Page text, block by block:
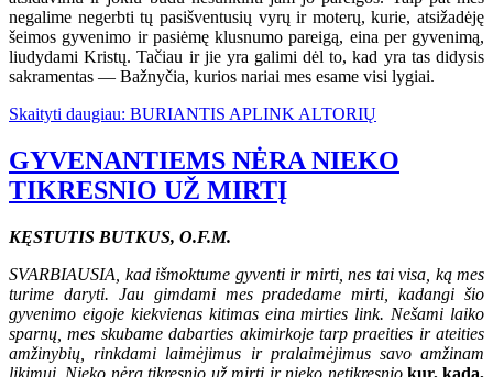
negalime negerbti tų pasišventusių vyrų ir moterų, kurie, atsižadėję
šeimos gyvenimo ir pasiėmę klusnumo pareigą, eina per gyvenimą,
liudydami Kristų. Tačiau ir jie yra galimi dėl to, kad yra tas didysis
sakramentas — Bažnyčia, kurios nariai mes esame visi lygiai.
Skaityti daugiau: BURIANTIS APLINK ALTORIŲ
GYVENANTIEMS NĖRA NIEKO
TIKRESNIO UŽ MIRTĮ
KĘSTUTIS BUTKUS, O.F.M.
SVARBIAUSIA, kad išmoktume gyventi ir mirti, nes tai visa, ką mes
turime daryti. Jau gimdami mes pradedame mirti, kadangi šio
gyvenimo eigoje kiekvienas kitimas eina mirties link. Nešami laiko
sparnų, mes skubame dabarties akimirkoje tarp praeities ir ateities
amžinybių, rinkdami laimėjimus ir pralaimėjimus savo amžinam